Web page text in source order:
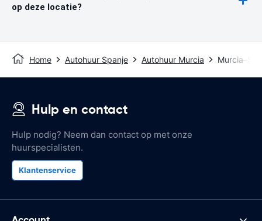
op deze locatie?
Home Autohuur Spanje Autohuur Murcia
Hulp en contact
Hulp nodig? Neem dan contact op met onze
huurspecialisten.
Klantenservice